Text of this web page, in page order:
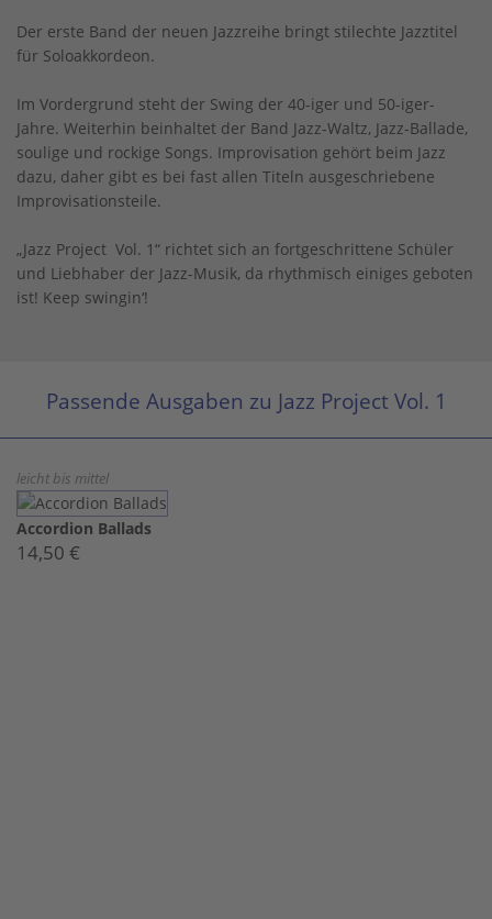
Der erste Band der neuen Jazzreihe bringt stilechte Jazztitel
für Soloakkordeon.
Im Vordergrund steht der Swing der 40-iger und 50-iger-
Jahre. Weiterhin beinhaltet der Band Jazz-Waltz, Jazz-Ballade,
soulige und rockige Songs. Improvisation gehört beim Jazz
dazu, daher gibt es bei fast allen Titeln ausgeschriebene
Improvisationsteile.
„Jazz Project Vol. 1“ richtet sich an fortgeschrittene Schüler
und Liebhaber der Jazz-Musik, da rhythmisch einiges geboten
ist! Keep swingin‘!
Passende Ausgaben zu Jazz Project Vol. 1
leicht bis mittel
Accordion Ballads
14,50 €